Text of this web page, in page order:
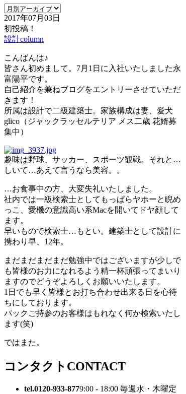
2017年07月03日
初投稿！
設計column
こんばんは♪
皆さん初めまして。7月1日に入社いたしました永
富陽平です。
自己紹介を兼ねブログをエントリーさせていただ
きます！
所属は設計で二級建築士。家族構成は妻、愛犬
glico（ジャックラッセルテリア メス二歳 花婿募
集中）
趣味は野球、サッカー、スポーツ観戦。それと…
しいて…あえて言うなら美容。。
…お食事中の方、大変失礼いたしました。
社内では一級検索士としてもっぱらヤホーと睨め
っこ、愛機の意識高い系Macを開いてドヤ顔して
ます。
早いもので検索士…もとい。建築士として設計に
携わり早、12年。
まだまだまだまだ勉強中ではございますが少しで
も皆様のお力になれるよう精一杯頑張ってまいり
ますのでどうぞよろしくお願いいたします。
1日でも早く皆様とお打ち合わせ出来る日を心待
ちにしております。
パックご持参のお客様はもれなく何か検索いたし
ます(笑)
ではまた。
コンタクト CONTACT
tel.0120-933-8779:00 - 18:00 毎週水・木曜定